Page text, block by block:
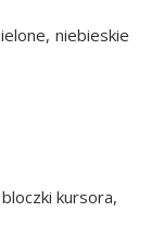
niebieskie
kursora,